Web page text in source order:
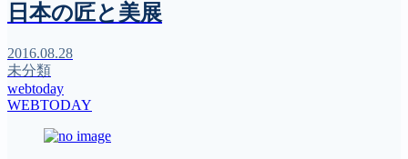
日本の匠と美展
2016.08.28
未分類
webtoday
WEBTODAY